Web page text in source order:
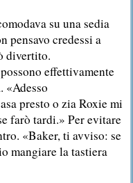
su una sedia
pensavo credessi a
divertito.
effettivamente
«Adesso
presto o zia Roxie mi
farò tardi.» Per evitare
«Baker, ti avviso: se
mangiare la tastiera